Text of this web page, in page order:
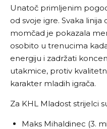
Unatoč primljenim
od svoje igre. Svaka linija
momčad je pokazala
osobito u trenucima
energiju i zadržati
utakmice, protiv
karakter mladih igrača.
Za KHL Mladost strijelci
Maks Mihaldinec (3.